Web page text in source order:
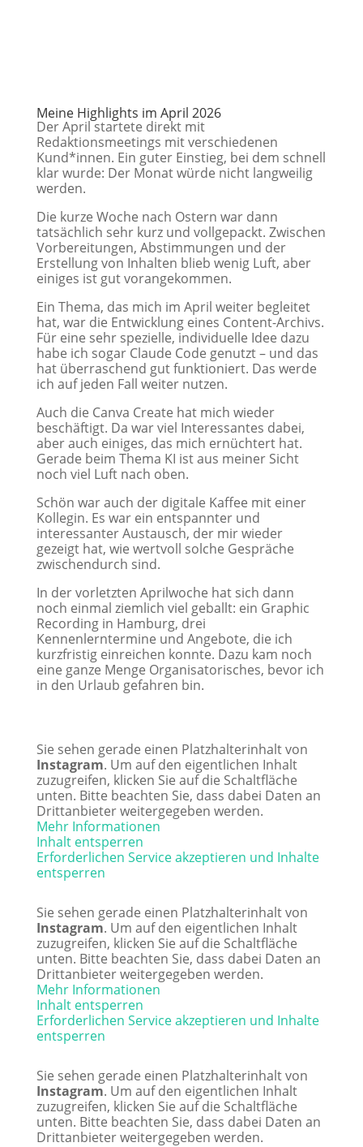
Meine Highlights im April 2026
Der April startete direkt mit
Redaktionsmeetings mit verschiedenen
Kund*innen. Ein guter Einstieg, bei dem schnell
klar wurde: Der Monat würde nicht langweilig
werden.
Die kurze Woche nach Ostern war dann
tatsächlich sehr kurz und vollgepackt. Zwischen
Vorbereitungen, Abstimmungen und der
Erstellung von Inhalten blieb wenig Luft, aber
einiges ist gut vorangekommen.
Ein Thema, das mich im April weiter begleitet
hat, war die Entwicklung eines Content-Archivs.
Für eine sehr spezielle, individuelle Idee dazu
habe ich sogar Claude Code genutzt – und das
hat überraschend gut funktioniert. Das werde
ich auf jeden Fall weiter nutzen.
Auch die Canva Create hat mich wieder
beschäftigt. Da war viel Interessantes dabei,
aber auch einiges, das mich ernüchtert hat.
Gerade beim Thema KI ist aus meiner Sicht
noch viel Luft nach oben.
Schön war auch der digitale Kaffee mit einer
Kollegin. Es war ein entspannter und
interessanter Austausch, der mir wieder
gezeigt hat, wie wertvoll solche Gespräche
zwischendurch sind.
In der vorletzten Aprilwoche hat sich dann
noch einmal ziemlich viel geballt: ein Graphic
Recording in Hamburg, drei
Kennenlerntermine und Angebote, die ich
kurzfristig einreichen konnte. Dazu kam noch
eine ganze Menge Organisatorisches, bevor ich
in den Urlaub gefahren bin.
Sie sehen gerade einen Platzhalterinhalt von
Instagram. Um auf den eigentlichen Inhalt
zuzugreifen, klicken Sie auf die Schaltfläche
unten. Bitte beachten Sie, dass dabei Daten an
Drittanbieter weitergegeben werden.
Mehr Informationen
Inhalt entsperren
Erforderlichen Service akzeptieren und Inhalte
entsperren
Sie sehen gerade einen Platzhalterinhalt von
Instagram. Um auf den eigentlichen Inhalt
zuzugreifen, klicken Sie auf die Schaltfläche
unten. Bitte beachten Sie, dass dabei Daten an
Drittanbieter weitergegeben werden.
Mehr Informationen
Inhalt entsperren
Erforderlichen Service akzeptieren und Inhalte
entsperren
Sie sehen gerade einen Platzhalterinhalt von
Instagram. Um auf den eigentlichen Inhalt
zuzugreifen, klicken Sie auf die Schaltfläche
unten. Bitte beachten Sie, dass dabei Daten an
Drittanbieter weitergegeben werden.